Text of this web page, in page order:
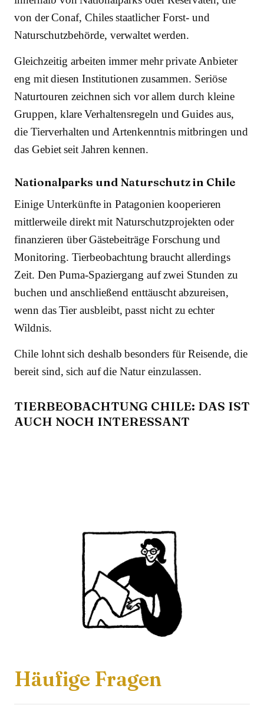
von der Conaf, Chiles staatlicher Forst- und
Naturschutzbehörde, verwaltet werden.
Gleichzeitig arbeiten immer mehr private Anbieter
eng mit diesen Institutionen zusammen. Seriöse
Naturtouren zeichnen sich vor allem durch kleine
Gruppen, klare Verhaltensregeln und Guides aus,
die Tierverhalten und Artenkenntnis mitbringen und
das Gebiet seit Jahren kennen.
Nationalparks und Naturschutz in Chile
Einige Unterkünfte in Patagonien kooperieren
mittlerweile direkt mit Naturschutzprojekten oder
finanzieren über Gästebeiträge Forschung und
Monitoring. Tierbeobachtung braucht allerdings
Zeit. Den Puma-Spaziergang auf zwei Stunden zu
buchen und anschließend enttäuscht abzureisen,
wenn das Tier ausbleibt, passt nicht zu echter
Wildnis.
Chile lohnt sich deshalb besonders für Reisende, die
bereit sind, sich auf die Natur einzulassen.
TIERBEOBACHTUNG CHILE: DAS IST
AUCH NOCH INTERESSANT
Häufige Fragen